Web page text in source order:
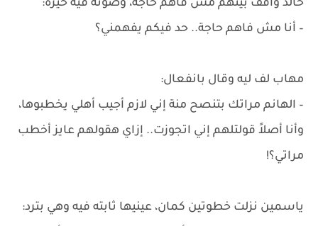
خالد واقف بينهم مش فاهم حاجة، وصوته فيه حيرة:
– أنا مش فاهم حاجة.. حد فيكم يفهمني؟
مهاب لف ليه وقال بانفعال:
– الهانم مراتك بتنصح منة إني لازم أجيب أهلي يخطبوها،
وأنا أصلاً قولتلهم إني اتجوزت.. إزاي هقولهم عايز أخطب
مراتي؟!
ياسمين نزلت خطوتين كمان، عينيها ثابته فيه وهي بترد: